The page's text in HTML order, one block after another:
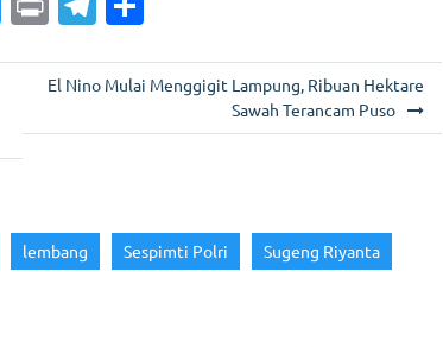
w
itt
er
in
t
el
e
gr
ar
e
El Nino Mulai Menggigit Lampung, Ribuan Hektare
Sawah Terancam Puso
lembang Sespimti Polri Sugeng Riyanta